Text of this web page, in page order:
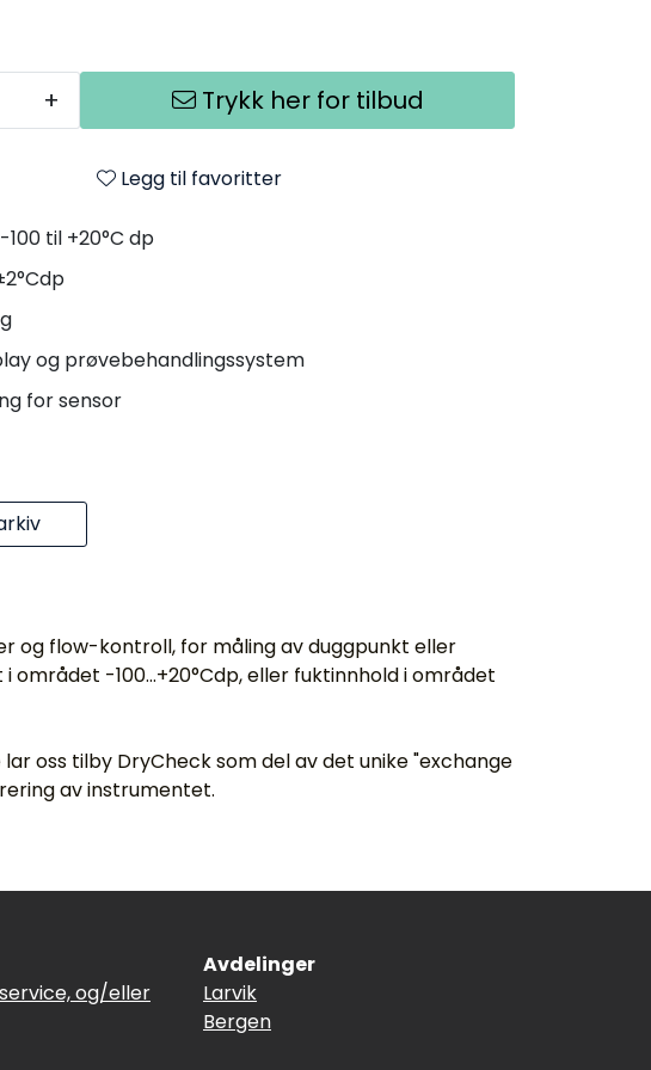
+ Trykk her for tilbud
Legg til favoritter
til +20°C dp
og prøvebehandlingssystem
for sensor
og flow-kontroll, for måling av duggpunkt eller
-100...+20°Cdp, eller fuktinnhold i området
oss tilby DryCheck som del av det unike "exchange
av instrumentet.
og/eller
Avdelinger
Larvik
Bergen